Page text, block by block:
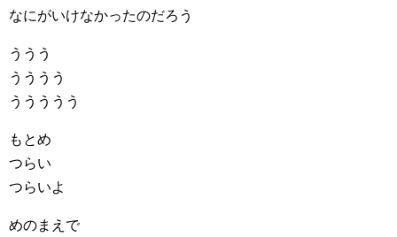
なにがいけなかったのだろう
ううう
うううう
ううううう
もとめ
つらい
つらいよ
めのまえで